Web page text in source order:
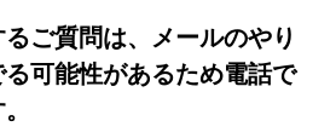
ご質問は、メールのやり
可能性があるため電話で